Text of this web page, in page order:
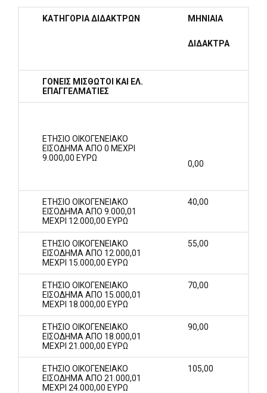
ΚΑΤΗΓΟΡΙΑ ΔΙΔΑΚΤΡΩΝ ΜΗΝΙΑΙΑ
ΔΙΔΑΚΤΡΑ
ΓΟΝΕΙΣ ΜΙΣΘΩΤΟΙ ΚΑΙ ΕΛ.
ΕΠΑΓΓΕΛΜΑΤΙΕΣ
ΕΤΗΣΙΟ ΟΙΚΟΓΕΝΕΙΑΚΟ
ΕΙΣΟΔΗΜΑ ΑΠΟ 0 ΜΕΧΡΙ
9.000,00 ΕΥΡΩ
0,00
ΕΤΗΣΙΟ ΟΙΚΟΓΕΝΕΙΑΚΟ
ΕΙΣΟΔΗΜΑ ΑΠΟ 9.000,01
ΜΕΧΡΙ 12.000,00 ΕΥΡΩ
40,00
ΕΤΗΣΙΟ ΟΙΚΟΓΕΝΕΙΑΚΟ
ΕΙΣΟΔΗΜΑ ΑΠΟ 12.000,01
ΜΕΧΡΙ 15.000,00 ΕΥΡΩ
55,00
ΕΤΗΣΙΟ ΟΙΚΟΓΕΝΕΙΑΚΟ
ΕΙΣΟΔΗΜΑ ΑΠΟ 15.000,01
ΜΕΧΡΙ 18.000,00 ΕΥΡΩ
70,00
ΕΤΗΣΙΟ ΟΙΚΟΓΕΝΕΙΑΚΟ
ΕΙΣΟ∆ΗΜΑ ΑΠΟ 18.000,01
ΜΕΧΡΙ 21.000,00 ΕΥΡΩ
90,00
ΕΤΗΣΙΟ ΟΙΚΟΓΕΝΕΙΑΚΟ
ΕΙΣΟ∆ΗΜΑ ΑΠΟ 21.000,01
ΜΕΧΡΙ 24.000,00 ΕΥΡΩ
105,00